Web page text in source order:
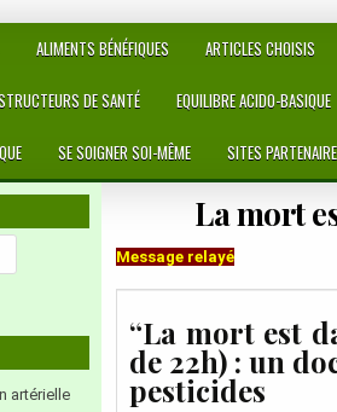
ALIMENTS BÉNÉFIQUES ARTICLES CHOISIS
DE SANTÉ EQUILIBRE ACIDO-BASIQUE
SE SOIGNER SOI-MÊME SITES
La mort
Message relayé
“La mort est
de 22h) : un
pesticides
artérielle